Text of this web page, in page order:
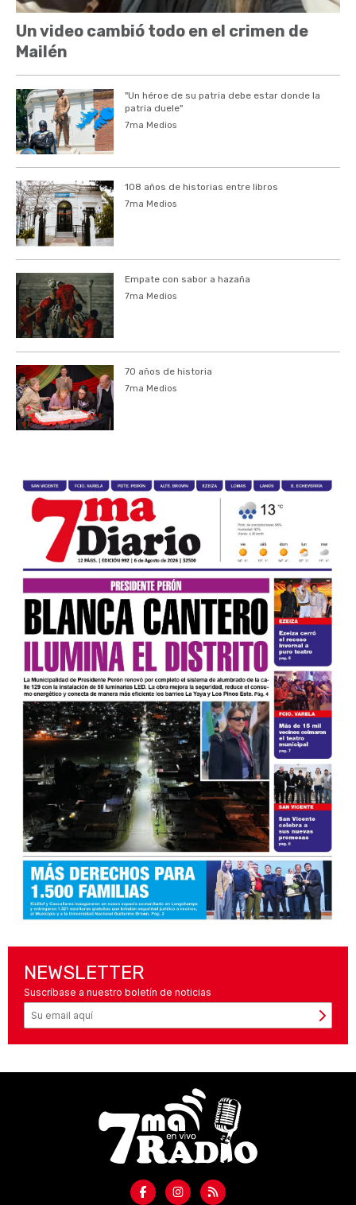
Un video cambió todo en el crimen de
Mailén
"Un héroe de su patria debe estar donde la
patria duele"
7ma Medios
108 años de historias entre libros
7ma Medios
Empate con sabor a hazaña
7ma Medios
70 años de historia
7ma Medios
NEWSLETTER
Suscríbase a nuestro boletín de noticias